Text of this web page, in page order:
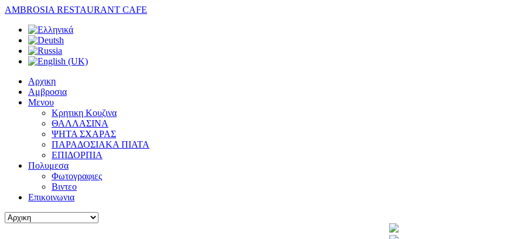
AMBROSIA RESTAURANT CAFE
Αρχικη
Αμβροσια
Μενου
Κρητικη Κουζινα
ΘΑΛΛΑΣΙΝΑ
ΨΗΤΑ ΣΧΑΡΑΣ
ΠΑΡΑΔΟΣΙΑΚΑ ΠΙΑΤΑ
ΕΠΙΔΟΡΠΙΑ
Πολυμεσα
Φωτογραφιες
Βιντεο
Επικοινωνια